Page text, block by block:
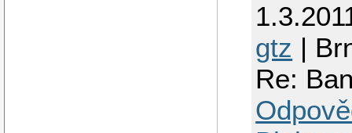
gtz |
Re: